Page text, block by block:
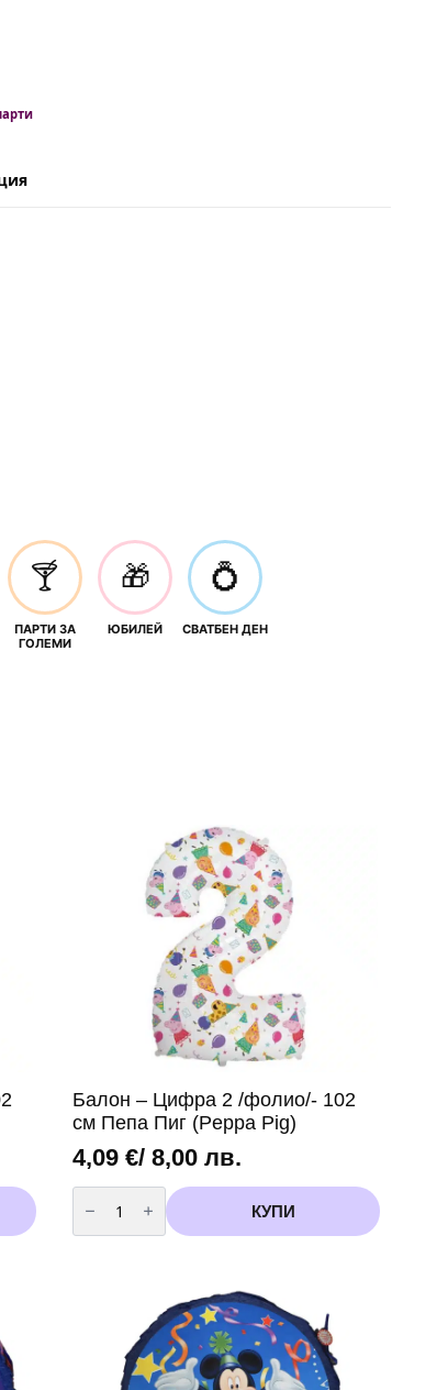
🍸
ПАРТИ ЗА
ГОЛЕМИ
🎁
ЮБИЛЕЙ
💍
СВАТБЕН ДЕН
Балон – Цифра 2 /фолио/- 102
см Пепа Пиг (Peppa Pig)
4,09€/ 8,00 лв.
количество
за
Балон
-
(Peppa
КУПИ